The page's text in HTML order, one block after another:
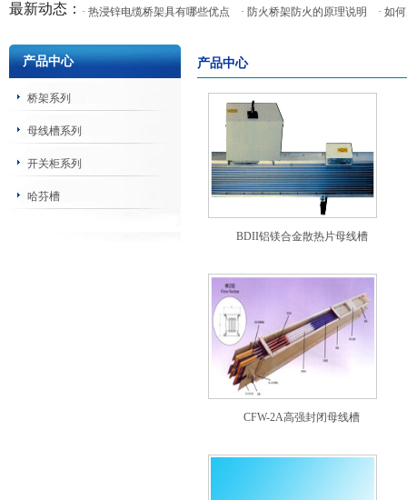
最新动态： · 热浸锌电缆桥架具有哪些优点 · 防火桥架防火的原理说明 · 如
产品中心
桥架系列
母线槽系列
开关柜系列
哈芬槽
产品中心
BDII铝镁合金散热片母线槽
CFW-2A高强封闭母线槽